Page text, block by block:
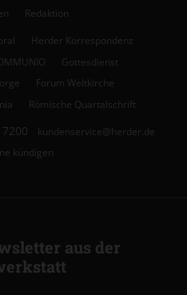
Redaktion
Herder Korrespondenz
Gottesdienst
Forum Weltkirche
Römische Quartalschrift
kundenservice@herder.de
kündigen
aus der